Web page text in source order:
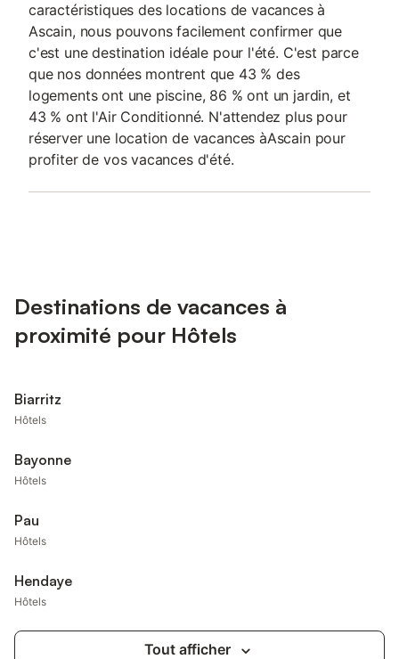
caractéristiques des locations de vacances à
Ascain, nous pouvons facilement confirmer que
c'est une destination idéale pour l'été. C'est parce
que nos données montrent que 43 % des
logements ont une piscine, 86 % ont un jardin, et
43 % ont l'Air Conditionné. N'attendez plus pour
réserver une location de vacances àAscain pour
profiter de vos vacances d'été.
Destinations de vacances à
proximité pour Hôtels
Biarritz
Hôtels
Bayonne
Hôtels
Pau
Hôtels
Hendaye
Hôtels
Tout afficher